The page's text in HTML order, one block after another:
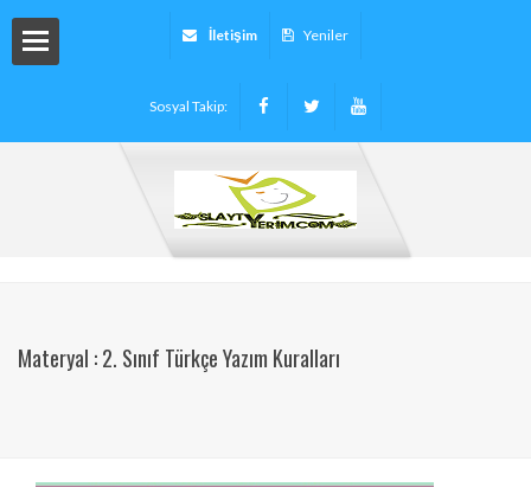
İletişim Yeniler
Sosyal Takip:
Materyal : 2. Sınıf Türkçe Yazım Kuralları